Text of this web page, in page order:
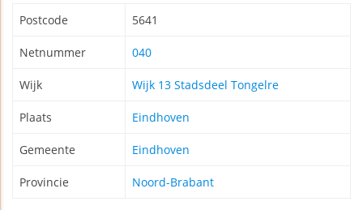
Postcode 5641
Netnummer 040
Wijk Wijk 13 Stadsdeel Tongelre
Plaats Eindhoven
Gemeente Eindhoven
Provincie Noord-Brabant